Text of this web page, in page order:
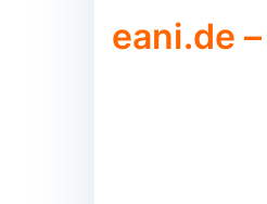
eani.de